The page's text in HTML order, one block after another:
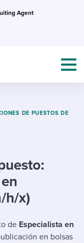
Agent
stories
DE PUESTOS DE
h/x)
de Especialista en
en bolsas